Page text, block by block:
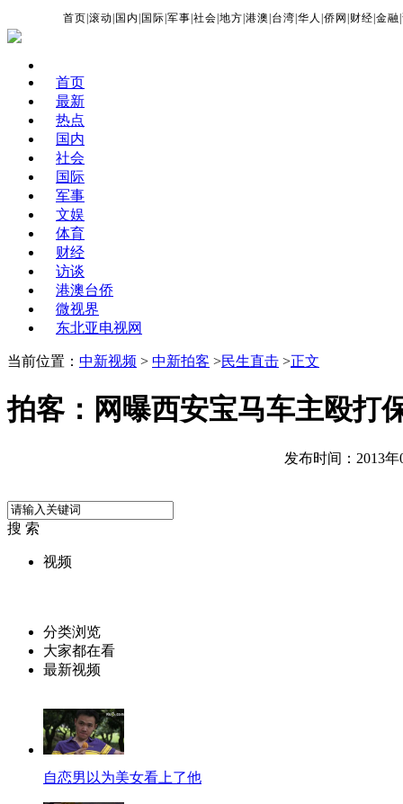
首页 |滚动 国内 国际 |军事 |社会 |地方 |港澳 台湾 |华人 |侨网 财经 |金融 |
首页
最新
热点
国内
社会
国际
军事
文娱
体育
财经
访谈
港澳台侨
微视界
东北亚电视网
当前位置： 中新视频 > 中新拍客 >民生直击 >正文
拍客：网曝西安宝马车主殴打
发布时间：2013年
搜 索
视频
分类浏览
大家都在看
最新视频
自恋男以为美女看上了他